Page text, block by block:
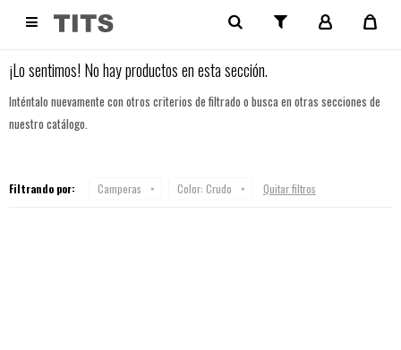
 NO SE HAN RECUPERADO PRODUCTOS
¡Lo sentimos! No hay productos en esta sección.
Inténtalo nuevamente con otros criterios de filtrado o busca en otras secciones de
nuestro catálogo.
Filtrando por: Camperas Color: Crudo Quitar filtros